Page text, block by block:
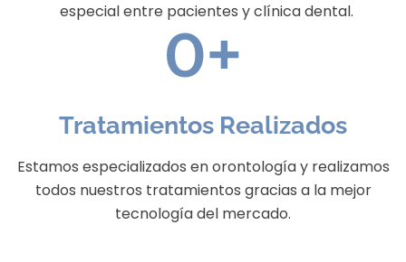
especial entre pacientes y clínica dental.
Tratamientos Realizados
0+
Estamos especializados en orontología y realizamos
todos nuestros tratamientos gracias a la mejor
tecnología del mercado.